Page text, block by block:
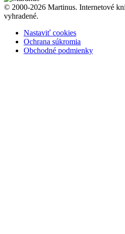
© 2000-2026 Martinus. Internetové
vyhradené.
Nastaviť cookies
Ochrana súkromia
Obchodné podmienky